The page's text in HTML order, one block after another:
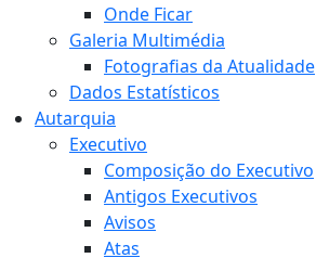
Onde Ficar
Galeria Multimédia
Fotografias da Atualidade
Dados Estatísticos
Autarquia
Executivo
Composição do Executivo
Antigos Executivos
Avisos
Atas